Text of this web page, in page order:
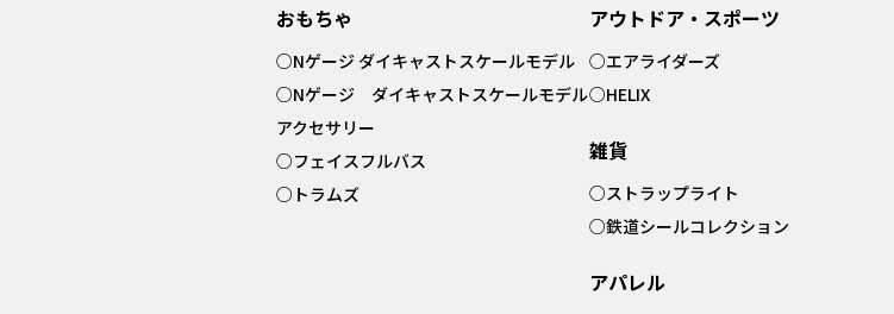
おもちゃ
○Nゲージ ダイキャストスケールモデル
○Nゲージ ダイキャストスケールモデル
アクセサリー
○フェイスフルバス
○ トラムズ
アウトドア・スポーツ
○エアライダーズ
○HELIX
雑貨
○ストラップライト
○鉄道シールコレクション
アパレル